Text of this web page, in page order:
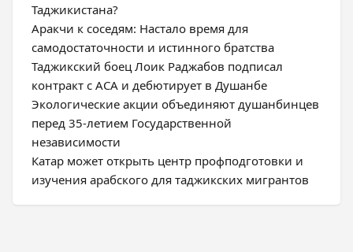
Таджикистана?
Аракчи к соседям: Настало время для
самодостаточности и истинного братства
Таджикский боец Лоик Раджабов подписал
контракт с ACA и дебютирует в Душанбе
Экологические акции объединяют душанбинцев
перед 35-летием Государственной
независимости
Катар может открыть центр профподготовки и
изучения арабского для таджикских мигрантов